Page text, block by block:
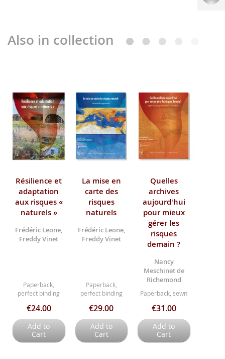
Also in collection
Résilience et
adaptation
aux risques «
naturels »
Frédéric Leone,
Freddy Vinet
Paperback,
perfect binding
€24.00
Add to
Cart
La mise en
carte des
risques
naturels
Frédéric Leone,
Freddy Vinet
Paperback,
perfect binding
€29.00
Add to
Cart
Quelles
archives
aujourd'hui
pour mieux
gérer les
risques
demain ?
Nancy
Meschinet de
Richemond
Paperback, sewn
€31.00
Add to
Cart